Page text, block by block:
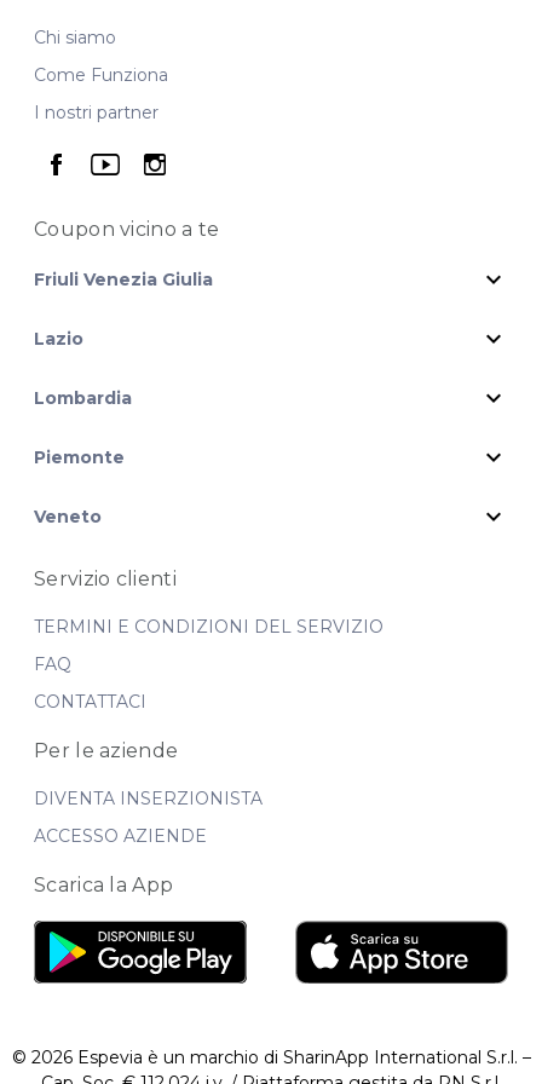
Chi siamo
Come Funziona
I nostri partner
seguici su facebook
seguici su youtube
seguici su instagram
Coupon vicinoa te
Friuli Venezia Giulia expand_more
Lazio expand_more
Lombardia expand_more
Piemonte expand_more
Veneto expand_more
Servizio clienti
TERMINI E CONDIZIONI DEL SERVIZIO
FAQ
CONTATTACI
Per le aziende
DIVENTA INSERZIONISTA
ACCESSO AZIENDE
Scarica la App
© 2026 Espevia è un marchio di SharinApp International S.r.l. –